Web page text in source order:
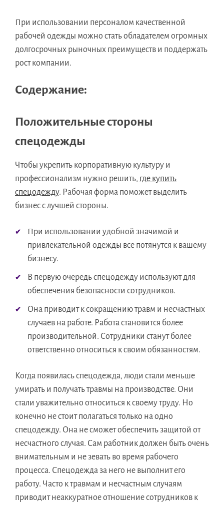
При использовании персоналом качественной
рабочей одежды можно стать обладателем огромных
долгосрочных рыночных преимуществ и поддержать
рост компании.
Содержание:
Положительные стороны
спецодежды
Чтобы укрепить корпоративную культуру и
профессионализм нужно решить, где купить
спецодежду. Рабочая форма поможет выделить
бизнес с лучшей стороны.
При использовании удобной значимой и
привлекательной одежды все потянутся к вашему
бизнесу.
В первую очередь спецодежду используют для
обеспечения безопасности сотрудников.
Она приводит к сокращению травм и несчастных
случаев на работе. Работа становится более
производительной. Сотрудники станут более
ответственно относиться к своим обязанностям.
Когда появилась спецодежда, люди стали меньше
умирать и получать травмы на производстве. Они
стали уважительно относиться к своему труду. Но
конечно не стоит полагаться только на одно
спецодежду. Она не сможет обеспечить защитой от
несчастного случая. Сам работник должен быть очень
внимательным и не зевать во время рабочего
процесса. Спецодежда за него не выполнит его
работу. Часто к травмам и несчастным случаям
приводит неаккуратное отношение сотрудников к